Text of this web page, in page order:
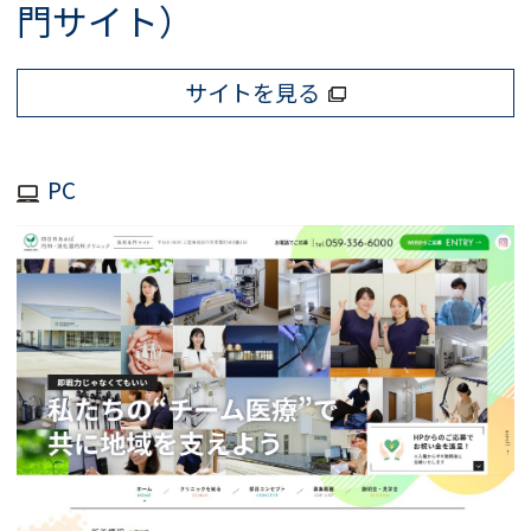
門サイト）
サイトを見る
PC